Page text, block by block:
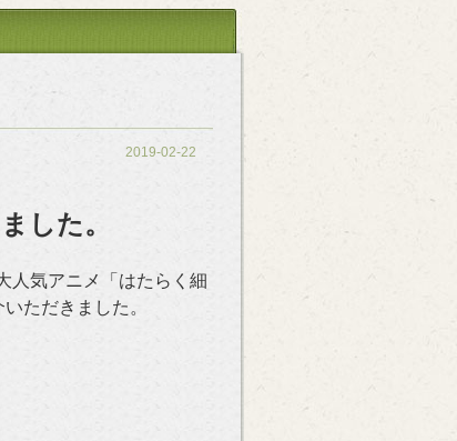
2019-02-22
した。
人気アニメ「はたらく細
いただきました。